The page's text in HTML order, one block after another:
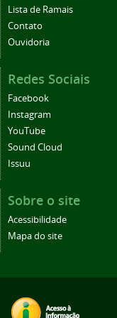
Lista de Ramais
Contato
Ouvidoria
Redes Sociais
Facebook
Instagram
YouTube
Sound Cloud
Issuu
Sobre o site
Acessibilidade
Mapa do site